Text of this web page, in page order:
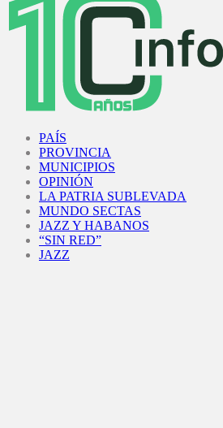
PAÍS
PROVINCIA
MUNICIPIOS
OPINIÓN
LA PATRIA SUBLEVADA
MUNDO SECTAS
JAZZ Y HABANOS
“SIN RED”
JAZZ